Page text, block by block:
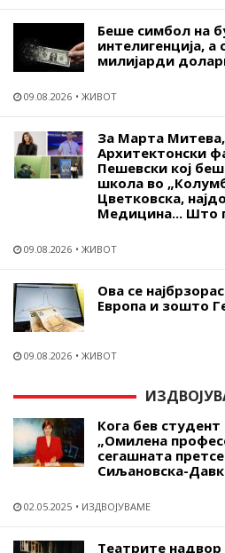
Беше симбол на
интелигенција, а
милијарди
09.08.2026 ЖИВОТ
За Марта
Архитектонски
Пешевски кој
школа во
Цветковска,
Медицина... Што
09.08.2026 ЖИВОТ
Ова се
Европа и зошто
09.08.2026 ЖИВОТ
Кога бев
„Омилена
сегашната
Сиљановска-
02.05.2025 ИЗДВОЈУВАМЕ
Театрите надвор